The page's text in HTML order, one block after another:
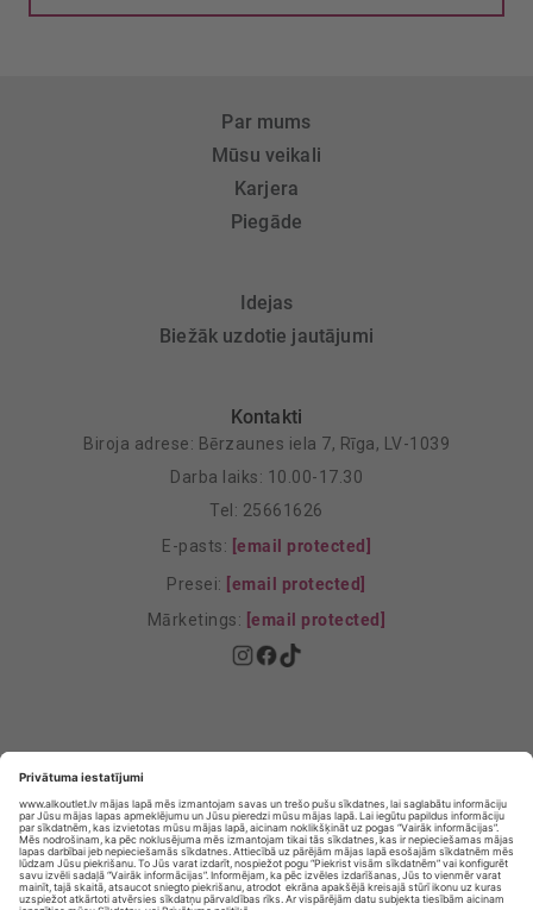
Par mums
Mūsu veikali
Karjera
Piegāde
Idejas
Biežāk uzdotie jautājumi
Kontakti
Biroja adrese: Bērzaunes iela 7, Rīga, LV-1039
Darba laiks: 10.00-17.30
Tel: 25661626
E-pasts: [email protected]
Presei: [email protected]
Mārketings: [email protected]
Privātuma Iestatījumi
E-veikala lietošanas noteikumi